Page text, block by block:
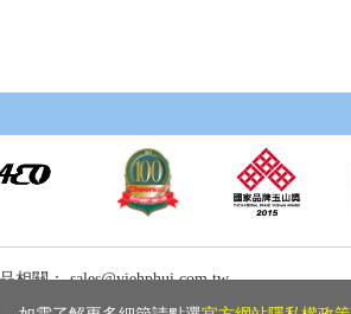
相關： sales@yiehphui.com.tw
招募： hr@yiehphui.com.tw